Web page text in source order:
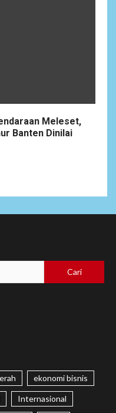
Meleset,
Banten Dinilai
ekonomi bisnis
Internasional